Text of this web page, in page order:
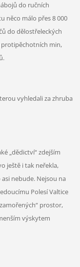
do ručních
něco málo přes 8 000
do dělostřeleckých
min,
vyhledali za zhruba
„dědictví“ zdejším
ještě i tak neřekla,
nebude. Nejsou na
Polesí Valtice
prostor,
výskytem